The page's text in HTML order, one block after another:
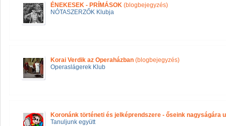
ÉNEKESEK - PRÍMÁSOK (blogbejegyzés)
NÓTASZERZŐK Klubja
Korai Verdik az Operaházban (blogbejegyzés)
Operaslágerek Klub
Koronánk történeti és jelképrendszere - őseink nagyságára
Tanuljunk együtt